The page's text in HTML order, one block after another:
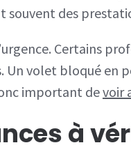
souvent des
Certains
Un volet bloqué en
important devoir
à